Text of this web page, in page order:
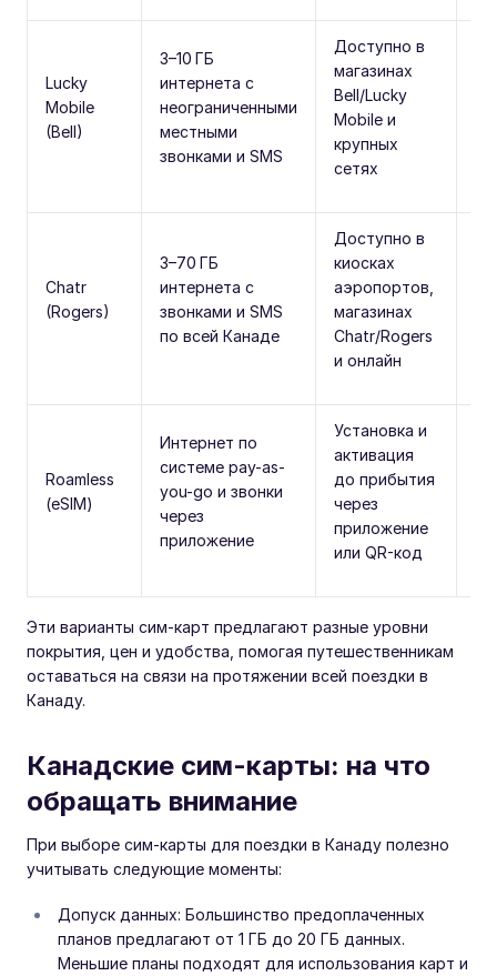
Lucky
Mobile
(Bell)
3–10 ГБ
интернета с
неограниченными
местными
звонками и SMS
Доступно в
магазинах
Bell/Lucky
Mobile и
крупных
сетях
Chatr
(Rogers)
3–70 ГБ
интернета с
звонками и SMS
по всей Канаде
Доступно в
киосках
аэропортов,
магазинах
Chatr/Rogers
и онлайн
Roamless
(eSIM)
Интернет по
системе pay-as-
you-go и звонки
через
приложение
Установка и
активация
до прибытия
через
приложение
или QR-код
Эти варианты сим-карт предлагают разные уровни
покрытия, цен и удобства, помогая путешественникам
оставаться на связи на протяжении всей поездки в
Канаду.
Канадские сим-карты: на что
обращать внимание
При выборе сим-карты для поездки в Канаду полезно
учитывать следующие моменты:
Допуск данных: Большинство предоплаченных
планов предлагают от 1 ГБ до 20 ГБ данных.
Меньшие планы подходят для использования карт и